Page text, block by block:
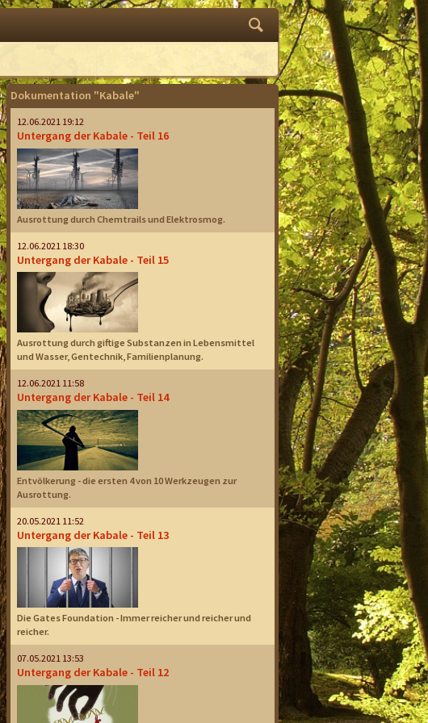
Dokumentation "Kabale"
12.06.2021 19:12
Untergang der Kabale - Teil 16
Ausrottung durch Chemtrails und Elektrosmog.
12.06.2021 18:30
Untergang der Kabale - Teil 15
Ausrottung durch giftige Substanzen in Lebensmittel
und Wasser, Gentechnik, Familienplanung.
12.06.2021 11:58
Untergang der Kabale - Teil 14
Entvölkerung - die ersten 4 von 10 Werkzeugen zur
Ausrottung.
20.05.2021 11:52
Untergang der Kabale - Teil 13
Die Gates Foundation - Immer reicher und reicher und
reicher.
07.05.2021 13:53
Untergang der Kabale - Teil 12